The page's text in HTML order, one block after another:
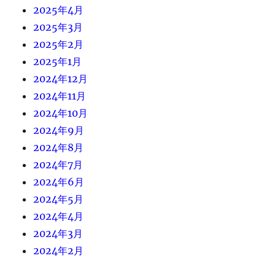
2025年4月
2025年3月
2025年2月
2025年1月
2024年12月
2024年11月
2024年10月
2024年9月
2024年8月
2024年7月
2024年6月
2024年5月
2024年4月
2024年3月
2024年2月